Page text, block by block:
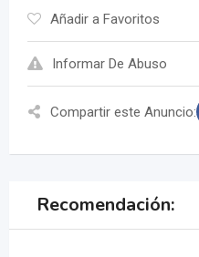
Añadir a Favoritos
Informar De Abuso
Compartir este Anuncio:
Recomendación: